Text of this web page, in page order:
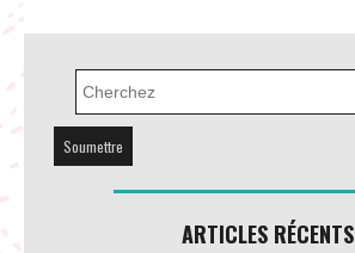
ARTICLES RÉCENTS